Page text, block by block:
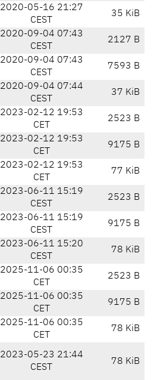
2020-05-16 21:27
CEST
35 KiB
2020-09-04 07:43
CEST
2127 B
2020-09-04 07:43
CEST
7593 B
2020-09-04 07:44
CEST
37 KiB
2023-02-12 19:53
CET
2523 B
2023-02-12 19:53
CET
9175 B
2023-02-12 19:53
CET
77 KiB
2023-06-11 15:19
CEST
2523 B
2023-06-11 15:19
CEST
9175 B
2023-06-11 15:20
CEST
78 KiB
2025-11-06 00:35
CET
2523 B
2025-11-06 00:35
CET
9175 B
2025-11-06 00:35
CET
78 KiB
2023-05-23 21:44
CEST
78 KiB